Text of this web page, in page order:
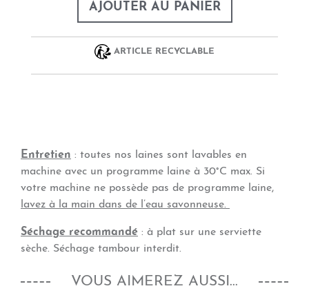
AJOUTER AU PANIER
ARTICLE RECYCLABLE
Entretien : toutes nos laines sont lavables en
machine avec un programme laine à 30°C max. Si
votre machine ne possède pas de programme laine,
lavez à la main dans de l’eau savonneuse.
Séchage recommandé : à plat sur une serviette
sèche. Séchage tambour interdit.
VOUS AIMEREZ AUSSI...